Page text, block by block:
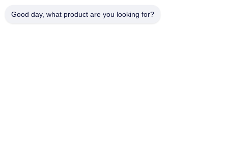
E-mail
yxh@championshcn.com
Good day, what product are you looking for?